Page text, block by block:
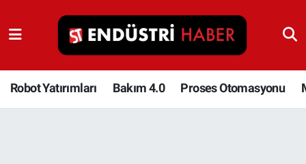
Robot Yatırımları Bakım 4.0 Proses Otomasyonu
Robot Yatırımları
Bakım 4.0